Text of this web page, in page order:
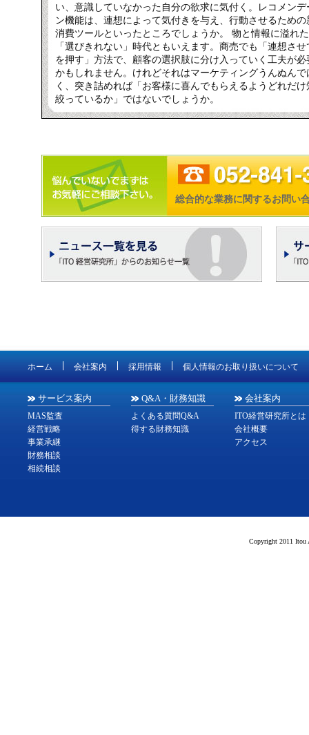
い、意識していなかった自分の欲求に気付く。レコメンデ
ン機能は、連想によって気付きを与え、行動させるための
消費ツールといったところでしょうか。 物と情報に溢れ
「選びきれない」時代ともいえます。商売でも「連想させ
を押す」方法で、顧客の選択肢に分け入っていく工夫が必
かもしれません。けれどそれはマーケティングうんぬんで
く、突き詰めれば「お客様に喜んでもらえるようどれだけ
絞っているか」ではないでしょうか。
総合的な業務に関するお問い
ホーム 会社案内 採用情報 個人情報のお取り扱いについて
サービス案内
MAS監査
経営戦略
事業承継
財務相談
相続相談
Q&A・財務知識
よくある質問Q&A
得する財務知識
会社案内
ITO経営研究所とは
会社概要
アクセス
Copyright 2011 Itou